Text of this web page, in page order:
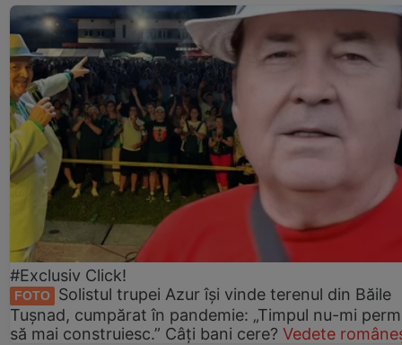
#Exclusiv Click!
FOTO
Solistul trupei Azur își vinde terenul din Băile
Tușnad, cumpărat în pandemie: „Timpul nu-mi
să mai construiesc.” Câți bani cere? Vedete